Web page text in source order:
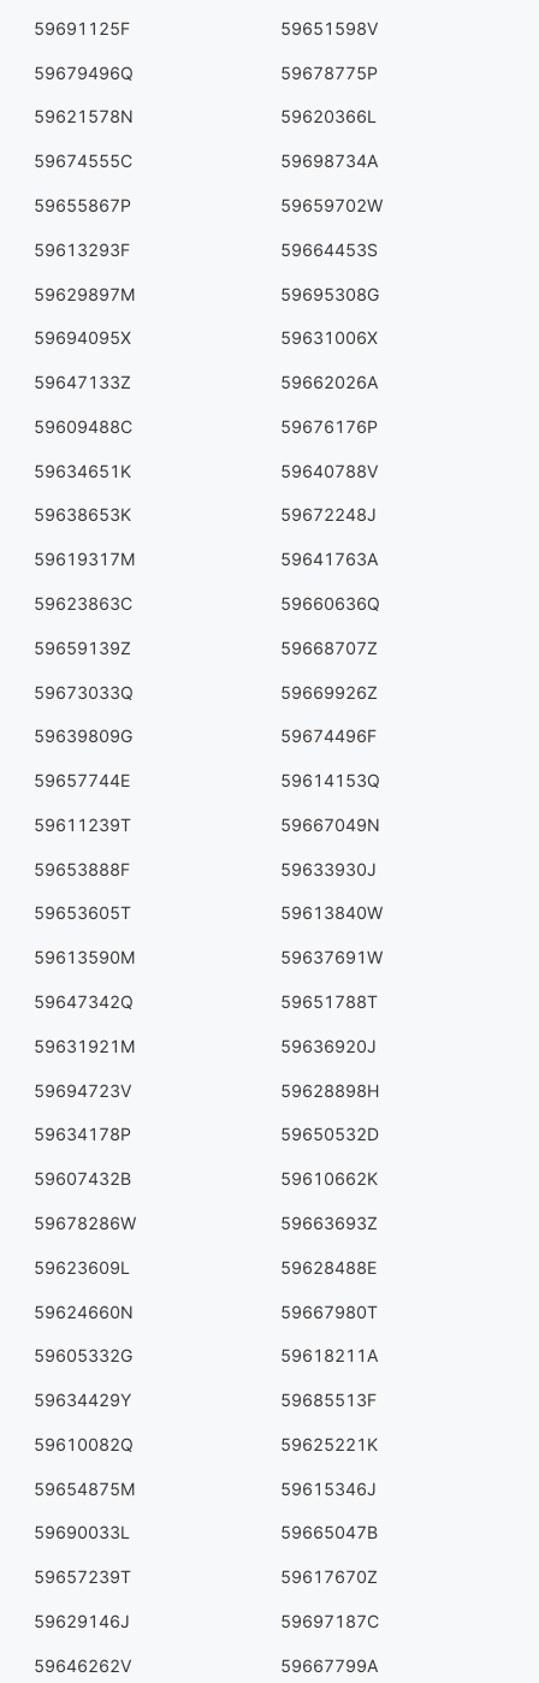
59691125F 59651598V
59679496Q 59678775P
59621578N 59620366L
59674555C 59698734A
59655867P 59659702W
59613293F 59664453S
59629897M 59695308G
59694095X 59631006X
59647133Z 59662026A
59609488C 59676176P
59634651K 59640788V
59638653K 59672248J
59619317M 59641763A
59623863C 59660636Q
59659139Z 59668707Z
59673033Q 59669926Z
59639809G 59674496F
59657744E 59614153Q
59611239T 59667049N
59653888F 59633930J
59653605T 59613840W
59613590M 59637691W
59647342Q 59651788T
59631921M 59636920J
59694723V 59628898H
59634178P 59650532D
59607432B 59610662K
59678286W 59663693Z
59623609L 59628488E
59624660N 59667980T
59605332G 59618211A
59634429Y 59685513F
59610082Q 59625221K
59654875M 59615346J
59690033L 59665047B
59657239T 59617670Z
59629146J 59697187C
59646262V 59667799A